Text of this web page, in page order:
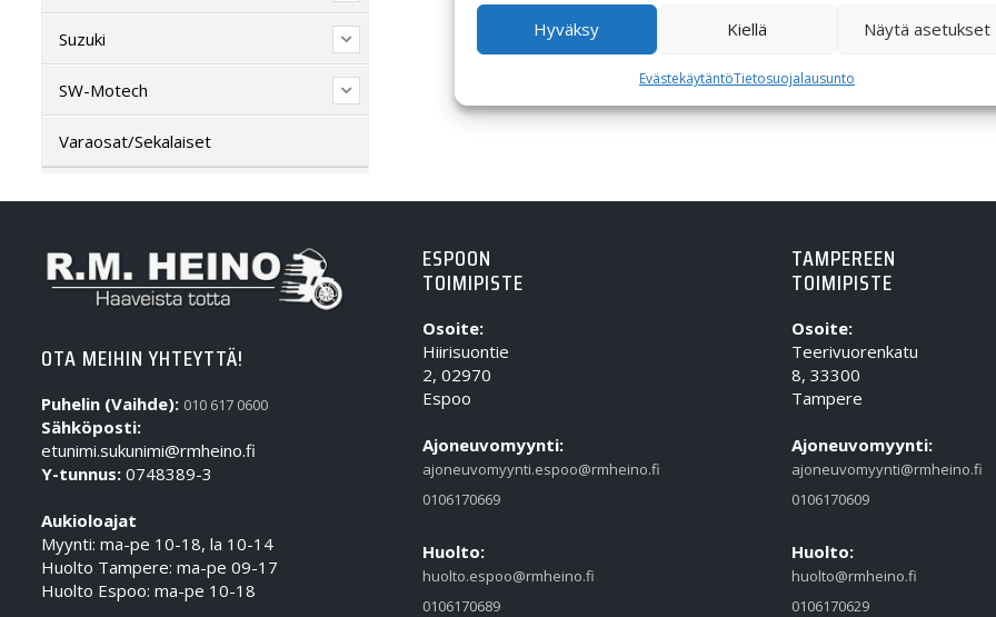
Hyväksy Kiellä Näytä asetukset
EvästekäytäntöTietosuojalausunto
Suzuki
SW-Motech
Varaosat/Sekalaiset
OTA MEIHIN YHTEYTTÄ!
Puhelin (Vaihde): 010 617 0600
Sähköposti:
etunimi.sukunimi@rmheino.fi
Y-tunnus: 0748389-3
Aukioloajat
Myynti: ma-pe 10-18, la 10-14
Huolto Tampere: ma-pe 09-17
Huolto Espoo: ma-pe 10-18
ESPOON
TOIMIPISTE
Osoite:
Hiirisuontie
2, 02970
Espoo
Ajoneuvomyynti:
ajoneuvomyynti.espoo@rmheino.fi
0106170669
Huolto:
huolto.espoo@rmheino.fi
0106170689
TAMPEREEN
TOIMIPISTE
Osoite:
Teerivuorenkatu
8, 33300
Tampere
Ajoneuvomyynti:
ajoneuvomyynti@rmheino.fi
0106170609
Huolto:
huolto@rmheino.fi
0106170629